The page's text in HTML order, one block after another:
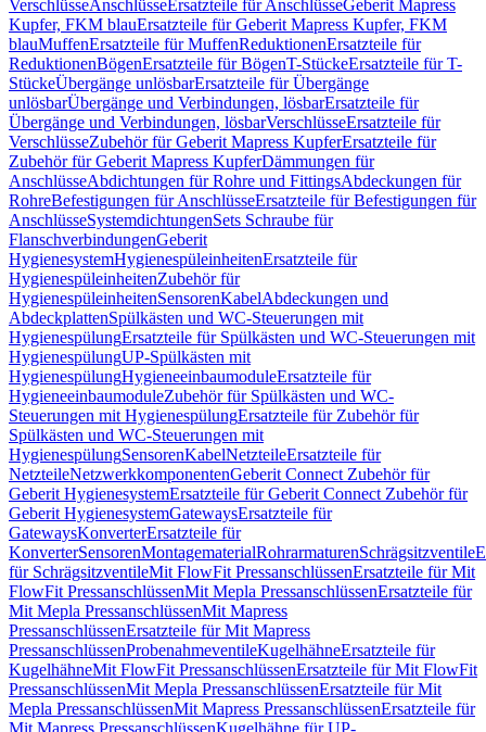
VerschlüsseAnschlüsseErsatzteile für AnschlüsseGeberit Mapress
Kupfer, FKM blauErsatzteile für Geberit Mapress Kupfer, FKM
blauMuffenErsatzteile für MuffenReduktionenErsatzteile für
ReduktionenBögenErsatzteile für BögenT-StückeErsatzteile für T-
StückeÜbergänge unlösbarErsatzteile für Übergänge
unlösbarÜbergänge und Verbindungen, lösbarErsatzteile für
Übergänge und Verbindungen, lösbarVerschlüsseErsatzteile für
VerschlüsseZubehör für Geberit Mapress KupferErsatzteile für
Zubehör für Geberit Mapress KupferDämmungen für
AnschlüsseAbdichtungen für Rohre und FittingsAbdeckungen für
RohreBefestigungen für AnschlüsseErsatzteile für Befestigungen für
AnschlüsseSystemdichtungenSets Schraube für
FlanschverbindungenGeberit
HygienesystemHygienespüleinheitenErsatzteile für
HygienespüleinheitenZubehör für
HygienespüleinheitenSensorenKabelAbdeckungen und
AbdeckplattenSpülkästen und WC-Steuerungen mit
HygienespülungErsatzteile für Spülkästen und WC-Steuerungen mit
HygienespülungUP-Spülkästen mit
HygienespülungHygieneeinbaumoduleErsatzteile für
HygieneeinbaumoduleZubehör für Spülkästen und WC-
Steuerungen mit HygienespülungErsatzteile für Zubehör für
Spülkästen und WC-Steuerungen mit
HygienespülungSensorenKabelNetzteileErsatzteile für
NetzteileNetzwerkkomponentenGeberit Connect Zubehör für
Geberit HygienesystemErsatzteile für Geberit Connect Zubehör für
Geberit HygienesystemGatewaysErsatzteile für
GatewaysKonverterErsatzteile für
KonverterSensorenMontagematerialRohrarmaturenSchrägsitzventile
für SchrägsitzventileMit FlowFit PressanschlüssenErsatzteile für Mit
FlowFit PressanschlüssenMit Mepla PressanschlüssenErsatzteile für
Mit Mepla PressanschlüssenMit Mapress
PressanschlüssenErsatzteile für Mit Mapress
PressanschlüssenProbenahmeventileKugelhähneErsatzteile für
KugelhähneMit FlowFit PressanschlüssenErsatzteile für Mit FlowFit
PressanschlüssenMit Mepla PressanschlüssenErsatzteile für Mit
Mepla PressanschlüssenMit Mapress PressanschlüssenErsatzteile für
Mit Mapress PressanschlüssenKugelhähne für UP-